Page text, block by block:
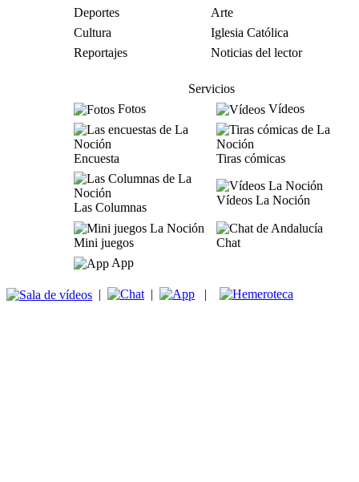
Deportes
Arte
Cultura
Iglesia Católica
Reportajes
Noticias del lector
Servicios
Fotos
Vídeos
Encuesta Tiras cómicas
Las Columnas
Vídeos La Noción
Mini juegos
Chat
App
| | |